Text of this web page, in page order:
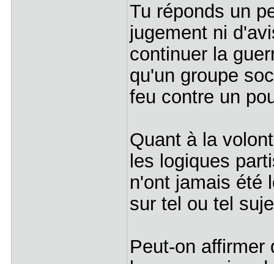
Tu réponds un
jugement ni
continuer la
qu'un groupe
feu contre un
Quant à la
les logiques
n'ont jamais été
sur tel ou tel
Peut-on affirmer